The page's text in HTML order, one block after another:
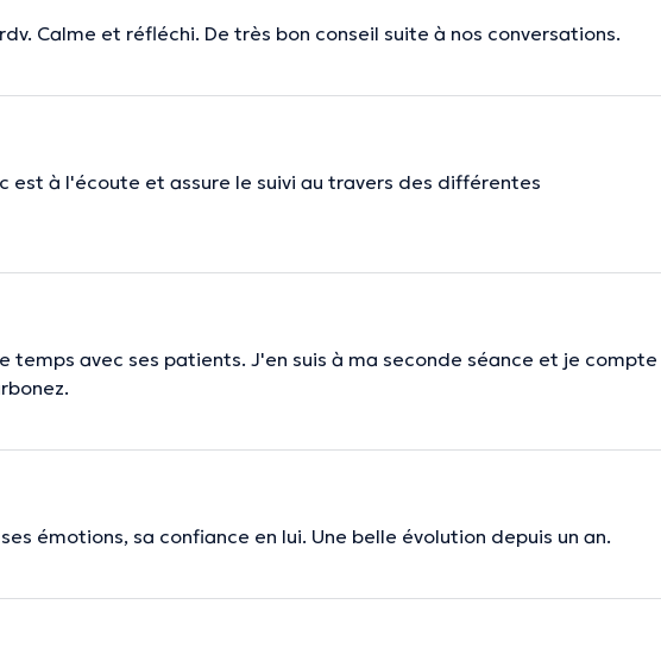
Calme et réfléchi. De très bon conseil suite à nos conversations.
est à l'écoute et assure le suivi au travers des différentes
temps avec ses patients. J'en suis à ma seconde séance et je compte
émotions, sa confiance en lui. Une belle évolution depuis un an.